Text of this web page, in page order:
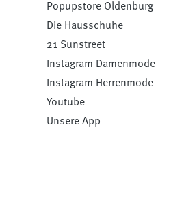
Popupstore Oldenburg
Die Hausschuhe
21 Sunstreet
Instagram Damenmode
Instagram Herrenmode
Youtube
Unsere App